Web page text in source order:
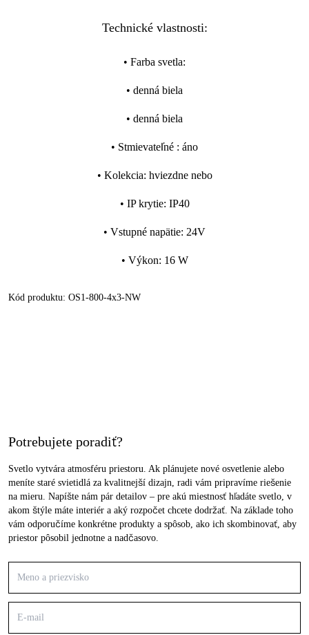
Technické vlastnosti:
• Farba svetla:
• denná biela
• denná biela
• Stmievateľné : áno
• Kolekcia: hviezdne nebo
• IP krytie: IP40
• Vstupné napätie: 24V
• Výkon: 16 W
Kód produktu: OS1-800-4x3-NW
Potrebujete poradiť?
Svetlo vytvára atmosféru priestoru. Ak plánujete nové osvetlenie alebo
meníte staré svietidlá za kvalitnejší dizajn, radi vám pripravíme riešenie
na mieru. Napíšte nám pár detailov – pre akú miestnosť hľadáte svetlo, v
akom štýle máte interiér a aký rozpočet chcete dodržať. Na základe toho
vám odporučíme konkrétne produkty a spôsob, ako ich skombinovať, aby
priestor pôsobil jednotne a nadčasovo.